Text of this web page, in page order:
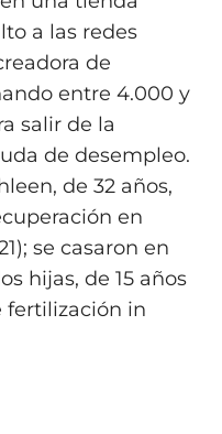
a las redes
de
entre 4.000 y
salir de la
de desempleo.
de 32 años,
en
se casaron en
hijas, de 15 años
fertilización in